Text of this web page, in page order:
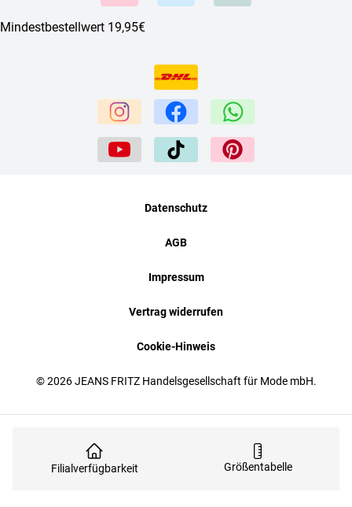
Filialverfügbarkeit Größentabelle
Mindestbestellwert 19,95€
© 2026 JEANS FRITZ Handelsgesellschaft für Mode mbH.
Datenschutz
AGB
Impressum
Vertrag widerrufen
Cookie-Hinweis